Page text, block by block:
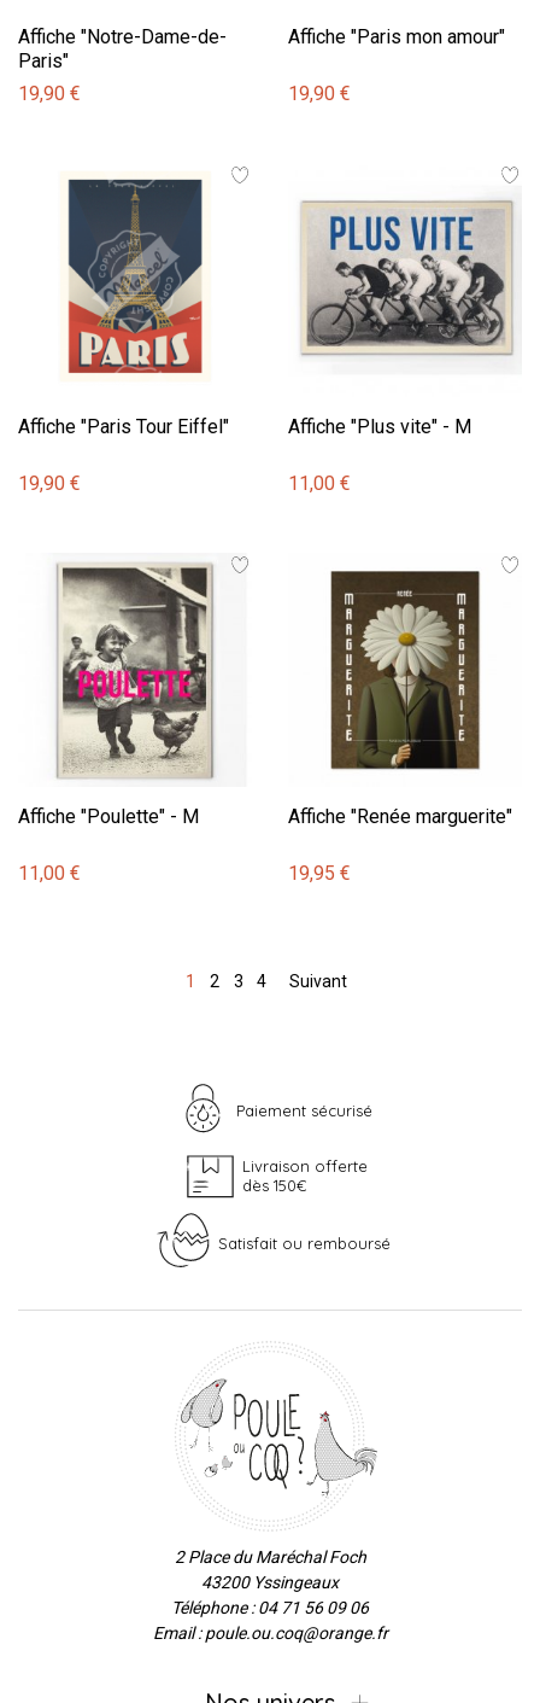
Affiche "Notre-Dame-de-
Paris"
19,90 €
Affiche "Paris mon amour"
19,90 €
Affiche "Paris Tour Eiffel"
19,90 €
Affiche "Plus vite" - M
11,00 €
Affiche "Poulette" - M
11,00 €
Affiche "Renée marguerite"
19,95 €
1 2 3 4 Suivant
Paiement sécurisé
Livraison offerte
dès 150€
Satisfait ou remboursé
2 Place du Maréchal Foch
43200 Yssingeaux
Téléphone : 04 71 56 09 06
Email : poule.ou.coq@orange.fr